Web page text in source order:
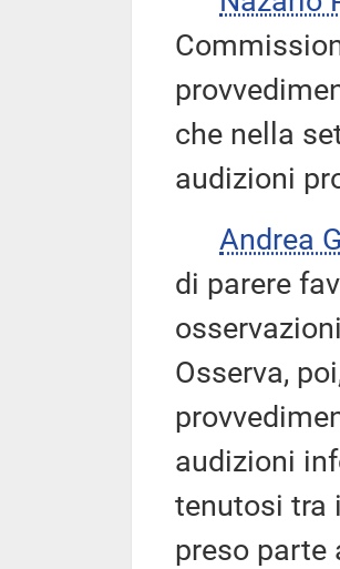
che nella
audizioni
Andrea
di parere
Osserva,
audizioni
tenutosi tra
preso parte